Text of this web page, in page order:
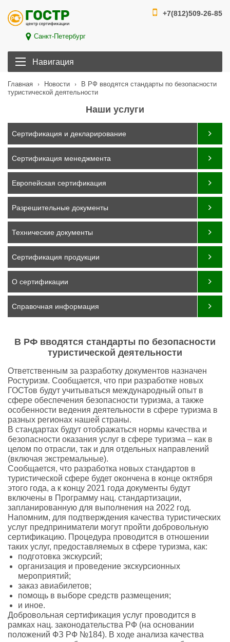
Санкт-Петербург
+7(812)509-26-85
Навигация
Главная › Новости › В РФ вводятся стандарты по безопасности
туристической деятельности
Наши услуги
Сертификация и декларирование
Сертификация менеджмента
Европейская сертификация
Разрешительные документы
Технические документы
Сертификация продукции
О сертификации
Справочная информация
В РФ вводятся стандарты по безопасности
туристической деятельности
Ответственным за разработку документов назначен
Ростуризм. Сообщается, что при разработке новых
ГОСТов будут учитываться международный опыт в
сфере обеспечения безопасности туризма, а также
особенности ведения деятельности в сфере туризма в
разных регионах нашей страны.
В стандартах будут отображаться нормы качества и
безопасности оказания услуг в сфере туризма – как в
целом по отрасли, так и для отдельных направлений
(включая экстремальные).
Сообщается, что разработка новых стандартов в
туристической сфере будет окончена в конце октября
этого года, а к концу 2021 года документы будут
включены в Программу нац. стандартизации,
запланированную для выполнения на 2022 год.
Напомним, для подтверждения качества туристических
услуг предприниматели могут пройти добровольную
сертификацию. Процедура проводится в отношении
таких услуг, предоставляемых в сфере туризма, как:
подготовка экскурсий;
организация и проведение экскурсионных
мероприятий;
заказ авиабилетов;
помощь в выборе средств размещения;
и иное.
Добровольная сертификация услуг проводится в
рамках нац. законодательства РФ (на основании
положений ФЗ РФ №184). В ходе анализа качества